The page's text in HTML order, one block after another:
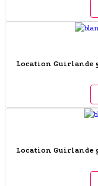
Location Guirlande
Location Guirlande